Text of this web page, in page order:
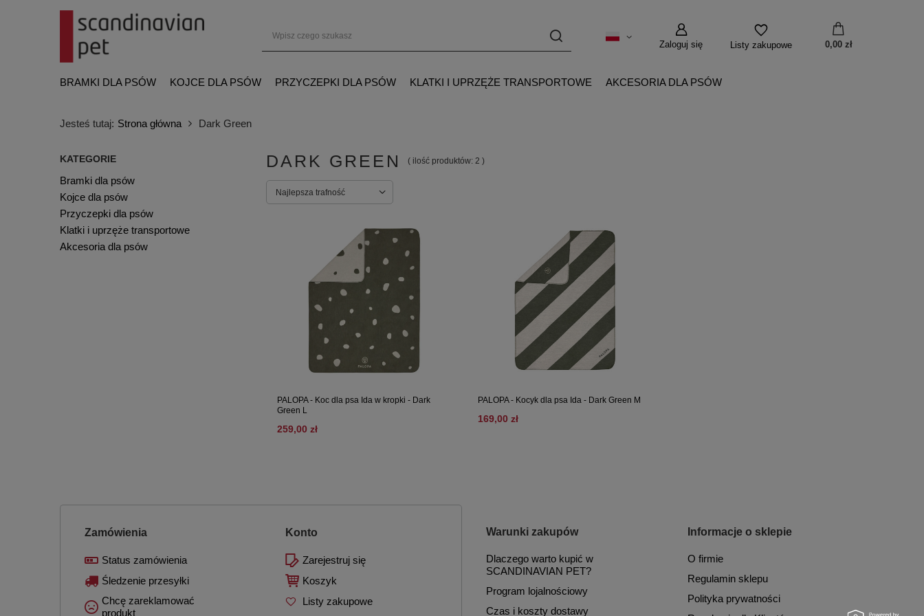
Zaloguj się Listy zakupowe 0,00 zł
BRAMKI DLA PSÓW KOJCE DLA PSÓW PRZYCZEPKI DLA PSÓW KLATKI I UPRZĘŻE TRANSPORTOWE AKCESORIA DLA PSÓW
Jesteś tutaj: Strona główna Dark Green
KATEGORIE
Bramki dla psów
Kojce dla psów
Przyczepki dla psów
Klatki i uprzęże transportowe
Akcesoria dla psów
DARK GREEN ( ilość produktów: 2 )
Najlepsza trafność
PALOPA - Koc dla psa Ida w kropki - Dark
Green L
259,00 zł
PALOPA - Kocyk dla psa Ida - Dark Green M
169,00 zł
Zamówienia
Status zamówienia
Śledzenie przesyłki
Chcę zareklamować
produkt
Konto
Zarejestruj się
Koszyk
Listy zakupowe
Warunki zakupów
Dlaczego warto kupić w
SCANDINAVIAN PET?
Program lojalnościowy
Czas i koszty dostawy
Informacje o sklepie
O firmie
Regulamin sklepu
Polityka prywatności